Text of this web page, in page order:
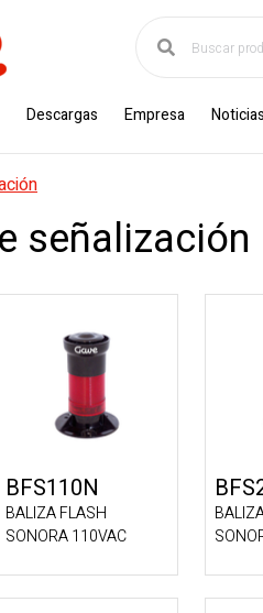
Descargas Empresa Noticias
señalización
BFS110N
BALIZA FLASH
SONORA 110VAC